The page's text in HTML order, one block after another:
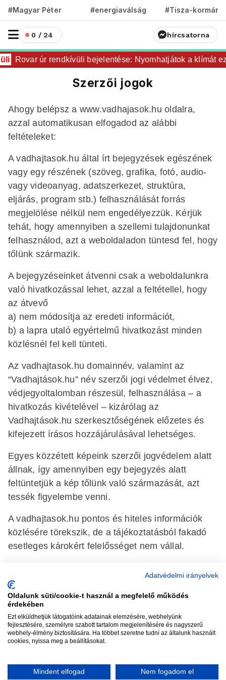
#Magyar Péter #energiaválság #Tisza-kormány
0 / 24 hírcsatorna
Rovar úr rendkívüli bejelentése: Nyomhatjátok a klímát
Szerzői jogok
Ahogy belépsz a www.vadhajasok.hu oldalra,
azzal automatikusan elfogadod az alábbi
feltételeket:
A vadhajtasok.hu által írt bejegyzések egészének
vagy egy részének (szöveg, grafika, fotó, audio-
vagy videoanyag, adatszerkezet, struktúra,
eljárás, program stb.) felhasználását forrás
megjelölése nélkül nem engedélyezzük. Kérjük
tehát, hogy amennyiben a szellemi tulajdonunkat
felhasználod, azt a weboldaladon tüntesd fel, hogy
tőlünk származik.
A bejegyzéseinket átvenni csak a weboldalunkra
való hivatkozással lehet, azzal a feltétellel, hogy
az átvevő
a) nem módosítja az eredeti információt,
b) a lapra utaló egyértelmű hivatkozást minden
közlésnél fel kell tünteti.
Az vadhajtasok.hu domainnév, valamint az
“Vadhajtások.hu” név szerzői jogi védelmet élvez,
védjegyoltalomban részesül, felhasználása – a
hivatkozás kivételével – kizárólag az
Vadhajtások.hu szerkesztőségének előzetes és
kifejezett írásos hozzájárulásával lehetséges.
Egyes közzétett képeink szerzői jogvédelem alatt
állnak, így amennyiben egy bejegyzés alatt
feltüntetjük a kép tőlünk való származását, azt
tessék figyelembe venni.
A vadhajtasok.hu pontos és hiteles információk
közlésére törekszik, de a tájékoztatásból fakadó
esetleges károkért felelősséget nem vállal.
Szerkesztőség:szerk@vadhajtasok.hu
Modi:moderator@vadhajtasok.hu
AdatvédelemImpresszumSzerzői jogok
Adatvédelmi irányelvek
Oldalunk süti/cookie-t használ a megfelelő működés
érdekében
Ezt elküldhetjük látogatóink adatainak elemzésére, webhelyünk
fejlesztésére, személyre szabott tartalom megjelenítésére és nagyszerű
webhely-élmény biztosítására. Ha többet szeretne tudni az általunk használt
cookies, nyissa meg a beállításokat.
Mindent elfogad Nem fogadom el